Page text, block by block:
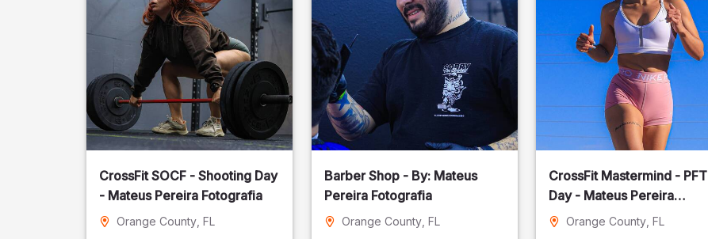
CrossFit SOCF - Shooting Day
- Mateus Pereira Fotografia
Orange County , FL
Barber Shop - By: Mateus
Pereira Fotografia
Orange County, FL
CrossFit Mastermind - PFT
Day - Mateus Pereira
Fotografia
Orange County , FL